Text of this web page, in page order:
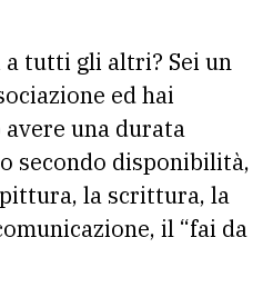
a tutti gli altri? Sei un
ed hai
una durata
secondo disponibilità,
la scrittura, la
il “fai da